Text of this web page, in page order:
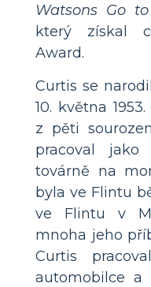
Watsons Go
který získal
Award.
Curtis se
10. května
z pěti
pracoval
továrně na
byla ve Flintu
ve Flintu v
mnoha jeho
Curtis
automobilce a